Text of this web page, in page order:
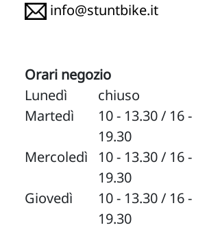
info@stuntbike.it
Orari negozio
Lunedì
chiuso
Martedì
10 - 13.30 / 16 -
19.30
Mercoledì
10 - 13.30 / 16 -
19.30
Giovedì
10 - 13.30 / 16 -
19.30